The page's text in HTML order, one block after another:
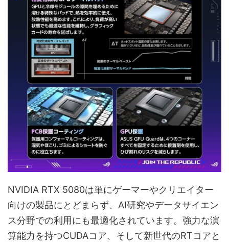
NVIDIA RTX 5080は単にゲーマーやクリエイター
向けの製品にとどまらず、AI研究やデータサイエン
ス分野での利用にも最適化されています。強力な演
算能力を持つCUDAコア、そして新世代のRTコアと